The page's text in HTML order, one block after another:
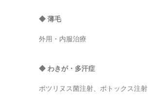
◆ 薄毛
外用・内服治療
◆ わきが・多汗症
ボツリヌス菌注射、ボトックス注射